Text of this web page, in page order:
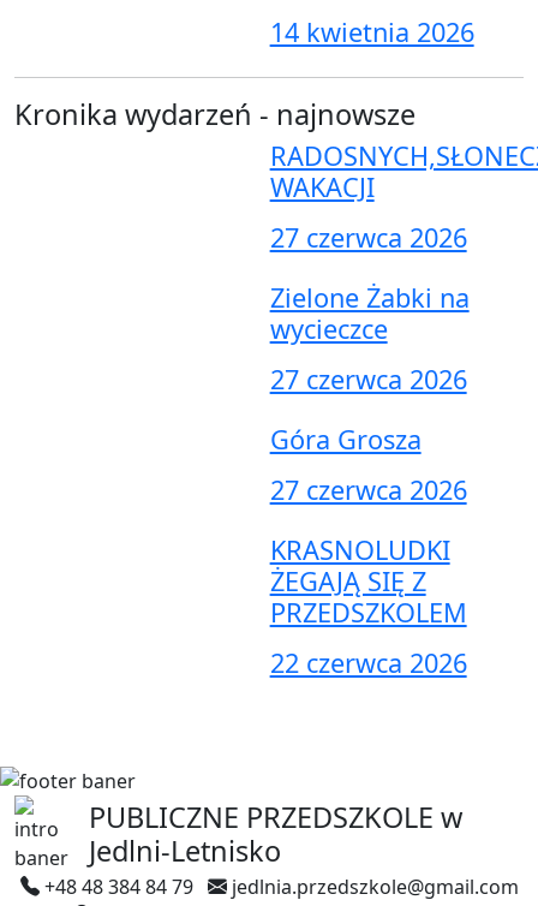
14 kwietnia 2026
Kronika wydarzeń - najnowsze
WAKACJI
27 czerwca 2026
Zielone Żabki na
wycieczce
27 czerwca 2026
Góra Grosza
27 czerwca 2026
KRASNOLUDKI
ŻEGAJĄ SIĘ Z
PRZEDSZKOLEM
22 czerwca 2026
PUBLICZNE PRZEDSZKOLE w
Jedlni-Letnisko
+48 48 384 84 79
jedlnia.przedszkole@gmail.com